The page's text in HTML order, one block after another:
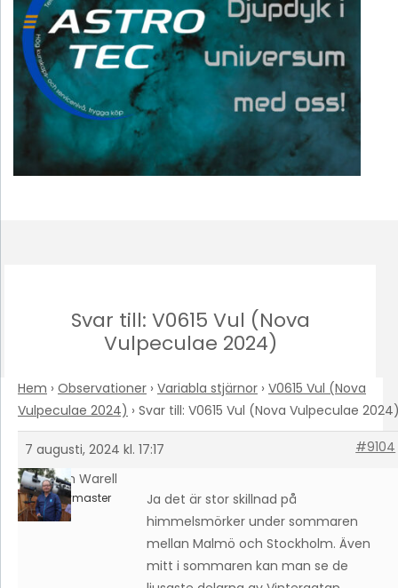
Svar till: V0615 Vul (Nova
Vulpeculae 2024)
Hem › Observationer › Variabla stjärnor › V0615 Vul (Nova
Vulpeculae 2024) › Svar till: V0615 Vul (Nova Vulpeculae
7 augusti, 2024 kl. 17:17
#9104
Johan Warell
Keymaster
Ja det är stor skillnad på
himmelsmörker under sommaren
mellan Malmö och Stockholm. Även
mitt i sommaren kan man se de